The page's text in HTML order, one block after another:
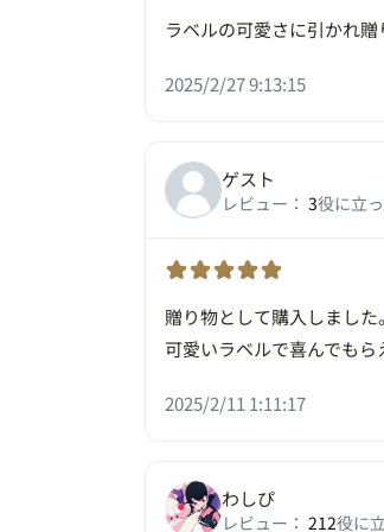
ラベルの可愛さに引かれ
2025/2/27 9:13:15
ゲスト
レビュー： 3役に立っ
贈り物として購入しました。
可愛いラベルで喜んでもら
2025/2/11 1:11:17
わしぴ
レビュー： 212役に